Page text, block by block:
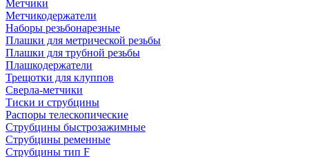
Метчики
Метчикодержатели
Наборы резьбонарезные
Плашки для метрической резьбы
Плашки для трубной резьбы
Плашкодержатели
Трещотки для клуппов
Сверла-метчики
Тиски и струбцины
Распоры телескопические
Струбцины быстрозажимные
Струбцины ременные
Струбцины тип F